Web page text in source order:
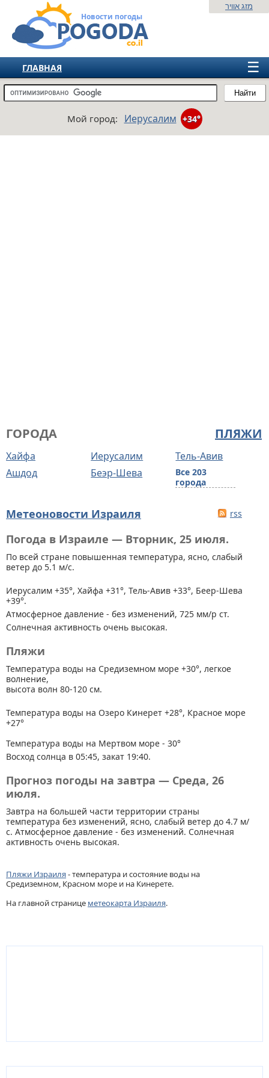
Новости погоды
Найти
מזג אוויר
☰
ГЛАВНАЯ
ИЗРАИЛЬ
ЕВРОПА
Мой город: Иерусалим +34°
ПЛЯЖИ
ГОРОДА
Хайфа Иерусалим
Тель-Авив
Ашдод
Беэр-Шева
Все 203
города
Метеоновости Израиля rss
Погода в Израиле — Вторник, 25 июля.
По всей стране повышенная температура, ясно, слабый
ветер до 5.1 м/с.
Иерусалим +35°, Хайфа +31°, Тель-Авив +33°, Беер-Шева
+39°.
Атмосферное давление - без изменений, 725 мм/р ст.
Солнечная активность очень высокая.
Пляжи
Температура воды на Средиземном море +30°, легкое
волнение,
высота волн 80-120 см.
Температура воды на Озеро Кинерет +28°, Красное море
+27°
Температура воды на Мертвом море - 30°
Восход солнца в 05:45, закат 19:40.
Прогноз погоды на завтра — Среда, 26
июля.
Завтра на большей части территории страны
температура без изменений, ясно, слабый ветер до 4.7 м/
с. Атмосферное давление - без изменений. Солнечная
активность очень высокая.
Пляжи Израиля- температура и состояние воды на
Средиземном, Красном море и на Кинерете.
На главной странице метеокарта Израиля.